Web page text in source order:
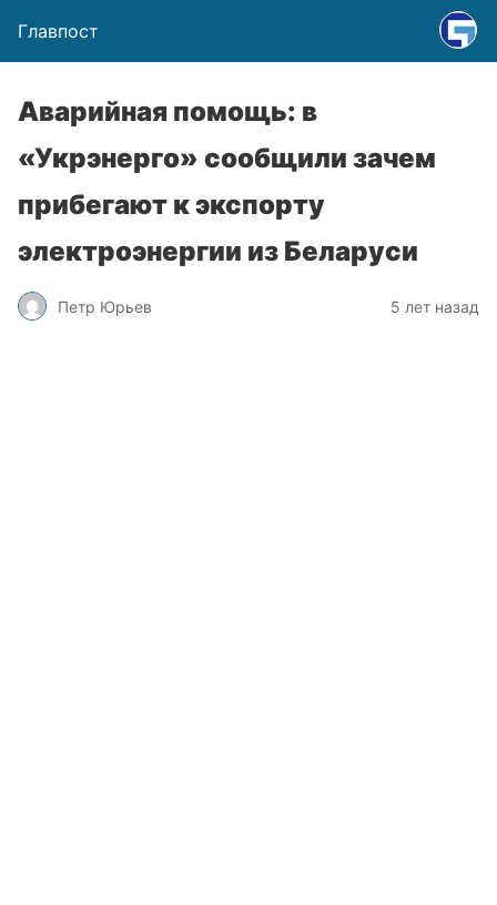
Главпост
Аварийная помощь: в
«Укрэнерго» сообщили зачем
прибегают к экспорту
электроэнергии из Беларуси
Петр Юрьев 5 лет назад